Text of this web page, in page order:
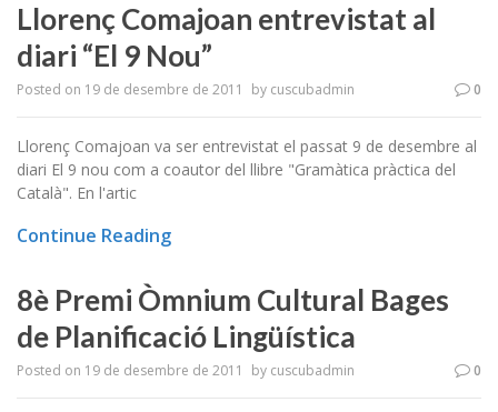
Llorenç Comajoan entrevistat al
diari “El 9 Nou”
Posted on 19 de desembre de 2011 by cuscubadmin 0
Llorenç Comajoan va ser entrevistat el passat 9 de desembre al
diari El 9 nou com a coautor del llibre "Gramàtica pràctica del
Català". En l'artic
Continue Reading
8è Premi Òmnium Cultural Bages
de Planificació Lingüística
Posted on 19 de desembre de 2011 by cuscubadmin 0